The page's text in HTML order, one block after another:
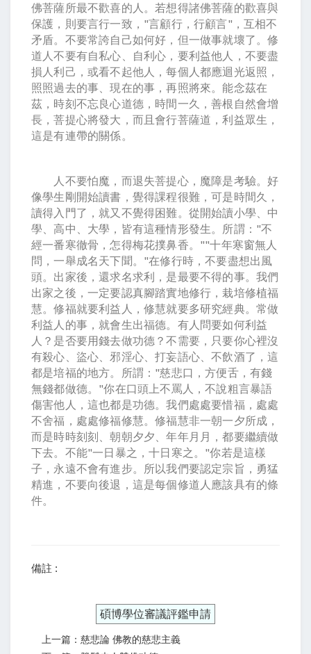
佛菩薩所最不歡喜的人。若想得諸佛菩薩的歡喜與
保護，則要言行一致，"言顧行，行顧言"，互相不
矛盾。不要常誇自己如何好，但一做事就壞了。修
道人不要有自私心、自利心，要利益他人，不要盡
損人利己，或看不起他人，每個人都應迴光返照，
照照過去的事、現在的事，再照將來。能念茲在
茲，時刻不忘良心道德，時間一久，善根自然會增
長，菩提心將發大，而且會行菩薩道，利益眾生，
這是有連帶的關係。
人不要怕魔，而退失菩提心，魔障是考驗。好
像學生剛開始讀書，覺得課程很難，可是時間久，
讀得入門了，就又不覺得困難。從開始讀小學、中
學、高中、大學，皆有這種情形發生。所謂："不
經一番寒徹骨，怎得梅花撲鼻香。""十年寒窗無人
問，一舉成名天下聞。"在修行時，不要盡想出風
頭。出家後，還求名求利，是最要不得的事。我們
出家之後，一定要認真腳踏實地修行，栽培修植福
慧。修福就要利益人，修慧就要多研究經典。常做
利益人的事，就會生出福德。有人問要如何利益
人？是否要用錢去做功德？不需要，只要你心裡沒
有殺心、盜心、邪淫心、打妄語心、不飲酒了，這
都是培福的地方。所謂："慈悲口，方便舌，有錢
無錢都做德。"你在口頭上不罵人，不說粗言暴語
傷害他人，這也都是功德。我們處處要惜福，處處
不舍福，處處修福修慧。修福慧非一朝一夕所成，
而是時時刻刻、朝朝夕夕、年年月月，都要繼續做
下去。不能"一日暴之，十日寒之。"你若是這樣
子，永遠不會有進步。所以我們要認定宗旨，勇猛
精進，不要向後退，這是每個修道人應該具有的條
件。
備註 :
碩博學位審議評鑑申請
上一篇：慈悲論 佛教的慈悲主義